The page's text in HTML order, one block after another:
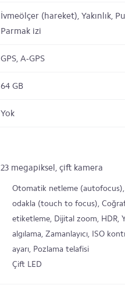
İvmeölçer (hareket), Yakınlık,
Parmak izi
GPS, A-GPS
64 GB
Yok
23 megapiksel, çift kamera
Otomatik netleme
odakla (touch to focus),
etiketleme, Dijital zoom, HDR,
algılama, Zamanlayıcı, ISO
ayarı, Pozlama telafisi
Çift LED